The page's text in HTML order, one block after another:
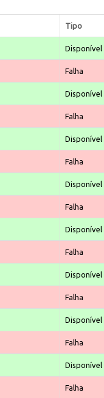
Tipo
Disponível
Falha
Disponível
Falha
Disponível
Falha
Disponível
Falha
Disponível
Falha
Disponível
Falha
Disponível
Falha
Disponível
Falha